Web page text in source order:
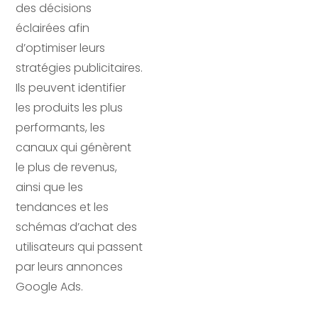
des décisions
éclairées afin
d’optimiser leurs
stratégies publicitaires.
Ils peuvent identifier
les produits les plus
performants, les
canaux qui génèrent
le plus de revenus,
ainsi que les
tendances et les
schémas d’achat des
utilisateurs qui passent
par leurs annonces
Google Ads.